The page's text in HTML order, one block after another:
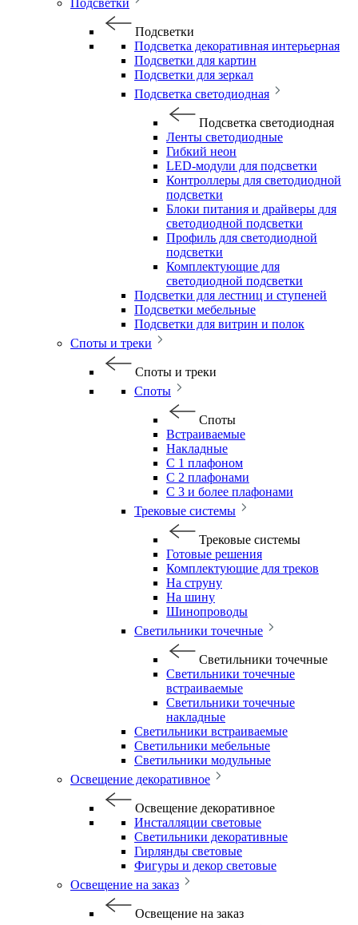
Подсветки
Подсветки
Подсветка декоративная интерьерная
Подсветки для картин
Подсветки для зеркал
Подсветка светодиодная
Подсветка светодиодная
Ленты светодиодные
Гибкий неон
LED-модули для подсветки
Контроллеры для светодиодной
подсветки
Блоки питания и драйверы для
светодиодной подсветки
Профиль для светодиодной
подсветки
Комплектующие для
светодиодной подсветки
Подсветки для лестниц и ступеней
Подсветки мебельные
Подсветки для витрин и полок
Споты и треки
Споты и треки
Споты
Споты
Встраиваемые
Накладные
С 1 плафоном
С 2 плафонами
С 3 и более плафонами
Трековые системы
Трековые системы
Готовые решения
Комплектующие для треков
На струну
На шину
Шинопроводы
Светильники точечные
Светильники точечные
Светильники точечные
встраиваемые
Светильники точечные
накладные
Светильники встраиваемые
Светильники мебельные
Светильники модульные
Освещение декоративное
Освещение декоративное
Инсталляции световые
Светильники декоративные
Гирлянды световые
Фигуры и декор световые
Освещение на заказ
Освещение на заказ